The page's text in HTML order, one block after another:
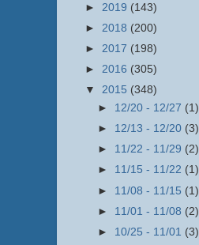
► 2019 (143)
► 2018 (200)
► 2017 (198)
► 2016 (305)
▼ 2015 (348)
► 12/20 - 12/27 (1)
► 12/13 - 12/20 (3)
► 11/22 - 11/29 (2)
► 11/15 - 11/22 (1)
► 11/08 - 11/15 (1)
► 11/01 - 11/08 (2)
► 10/25 - 11/01 (3)